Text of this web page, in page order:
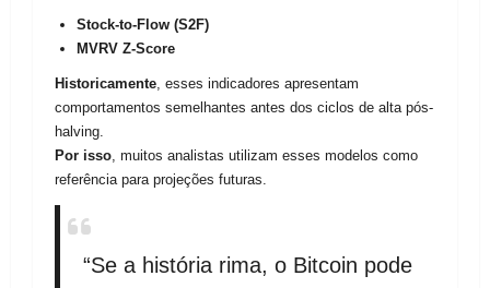
Stock-to-Flow (S2F)
MVRV Z-Score
Historicamente, esses indicadores apresentam
comportamentos semelhantes antes dos ciclos de alta pós-
halving.
Por isso, muitos analistas utilizam esses modelos como
referência para projeções futuras.
“Se a história rima, o Bitcoin pode